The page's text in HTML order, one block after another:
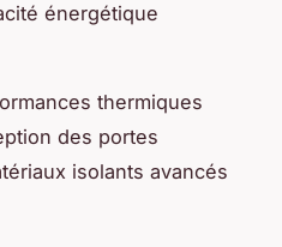
énergétique
thermiques
des portes
isolants avancés